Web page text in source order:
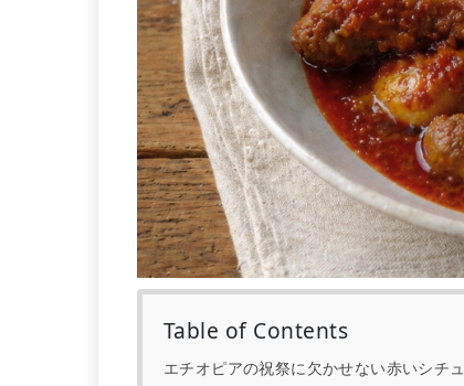
Table of Contents
エチオピアの祝祭に欠かせない赤いシチ